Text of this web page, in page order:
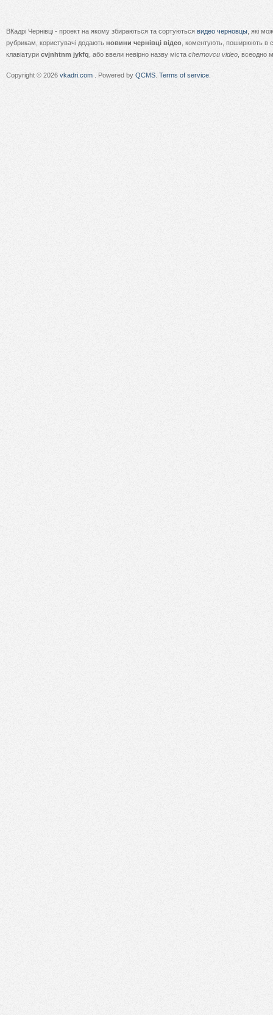
ВКадрі Чернівці - проект на якому збираються та сортуються видео черновцы , які
рубрикам, користувачі додають новини чернівці відео , коментують, поширюють в
клавіатури cvjnhtnm jykfq , або ввели невірно назву міста chernovcu video , всеодно
Copyright © 2026 vkadri.com . Powered by QCMS Terms of service.